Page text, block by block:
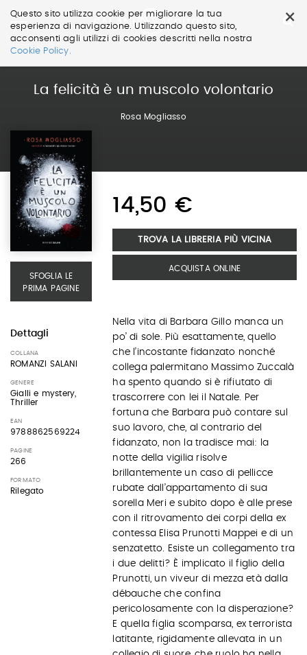
×
Questo sito utilizza cookie per migliorare la tua
esperienza di navigazione. Utilizzando questo sito,
acconsenti agli utilizzi di cookies descritti nella nostra
Cookie Policy.
Salta
La felicità è un muscolo volontario
Rosa Mogliasso
SFOGLIA LE
PRIMA PAGINE
Dettagli
COLLANA
ROMANZI SALANI
GENERE
Gialli e mystery,
Thriller
EAN
9788862569224
PAGINE
266
FORMATO
Rilegato
14,50 €
TROVA LA LIBRERIA PIÙ VICINA
ACQUISTA ONLINE
Nella vita di Barbara Gillo manca un
po’ di sole. Più esattamente, quello
che l’incostante fidanzato nonché
collega palermitano Massimo Zuccalà
ha spento quando si è rifiutato di
trascorrere con lei il Natale. Per
fortuna che Barbara può contare sul
suo lavoro, che, al contrario del
fidanzato, non la tradisce mai: la
notte della vigilia risolve
brillantemente un caso di pellicce
rubate dall’appartamento di sua
sorella Meri e subito dopo è alle prese
con il ritrovamento dei corpi della ex
contessa Elisa Prunotti Mappei e di un
senzatetto. Esiste un collegamento tra
i due delitti? È implicato il figlio della
Prunotti, un viveur di mezza età dalla
débauche che confina
pericolosamente con la disperazione?
E quella figlia scomparsa, ex terrorista
latitante, rigidamente allevata in un